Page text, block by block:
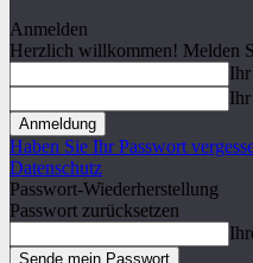
Anmelden
Herzlich willkommen! Melden
Haben Sie Ihr Passwort
Datenschutz
Passwort-Wiederherstellung
Passwort zurücksetzen